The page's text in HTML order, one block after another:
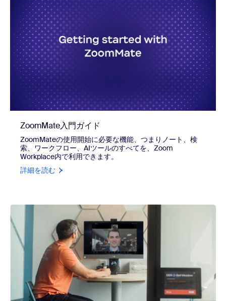
ZoomMate入門ガイド
ZoomMateの使用開始に必要な機能、つまりノート、検
索、ワークフロー、AIツールのすべてを、Zoom
Workplace内で利用できます。
詳細を読む